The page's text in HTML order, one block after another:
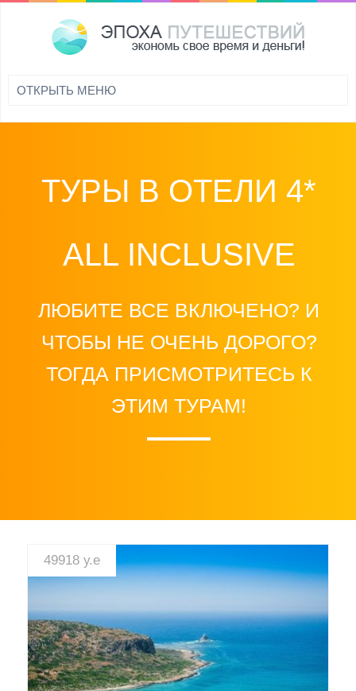
ТУРЫ В ОТЕЛИ 4*
ALL INCLUSIVE
ЛЮБИТЕ ВСЕ ВКЛЮЧЕНО? И
ЧТОБЫ НЕ ОЧЕНЬ ДОРОГО?
ТОГДА ПРИСМОТРИТЕСЬ К
ЭТИМ ТУРАМ!
49918 у.е
СМОТРЕТЬ